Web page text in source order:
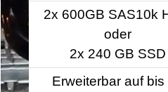
2x 600GB SAS10k
oder
2x 240 GB SSD
Erweiterbar auf bis